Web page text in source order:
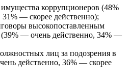
коррупционеров (48%
— скорее действенно);
высокопоставленным
— очень действенно, 34% —
лиц за подозрения в
действенно, 36% — скорее